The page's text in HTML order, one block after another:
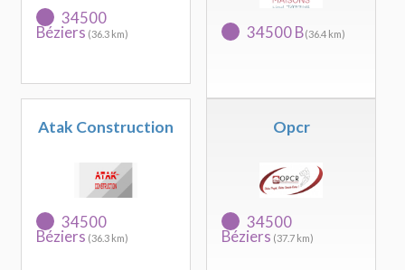
34500
Béziers (36.3 km) 34500 B(36.4 km)
Atak Construction
34500
Béziers (36.3 km)
Opcr
34500
Béziers (37.7 km)